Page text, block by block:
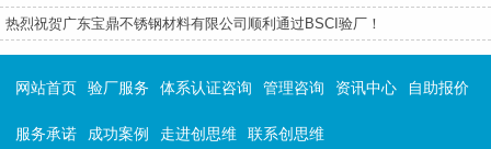
厂
热烈祝贺广东宝鼎不锈钢材料有限公司顺利通过BSCI验厂！
网站首页 验厂服务 体系认证咨询 管理咨询 资讯中心 自助报价
服务承诺 成功案例 走进创思维 联系创思维